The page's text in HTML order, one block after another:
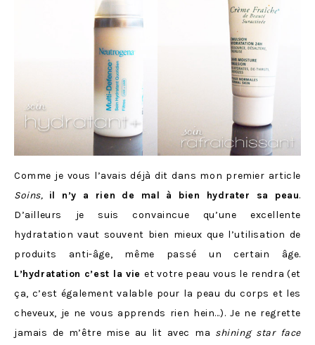
Comme je vous l’avais déjà dit dans mon premier article
Soins, il n’y a rien de mal à bien hydrater sa peau.
D’ailleurs je suis convaincue qu’une excellente
hydratation vaut souvent bien mieux que l’utilisation de
produits anti-âge, même passé un certain âge.
L’hydratation c’est la vieet votre peau vous le rendra (et
ça, c’est également valable pour la peau du corps et les
cheveux, je ne vous apprends rien hein…). Je ne regrette
jamais de m’être mise au lit avec ma shining star face